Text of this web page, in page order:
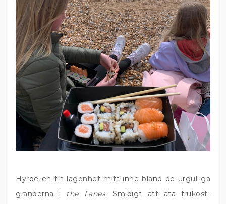
Hyrde en fin lägenhet mitt inne bland de urgulliga
gränderna i the Lanes.Smidigt att äta frukost-